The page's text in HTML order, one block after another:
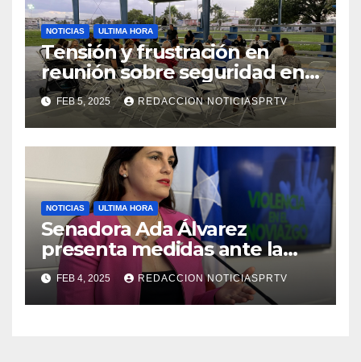
NOTICIAS ULTIMA HORA
Tensión y frustración en
reunión sobre seguridad en
Reparto Metropolitano
FEB 5, 2025 REDACCION NOTICIASPRTV
NOTICIAS ULTIMA HORA
Senadora Ada Álvarez
presenta medidas ante la
violencia en el noviazgo
FEB 4, 2025 REDACCION NOTICIASPRTV